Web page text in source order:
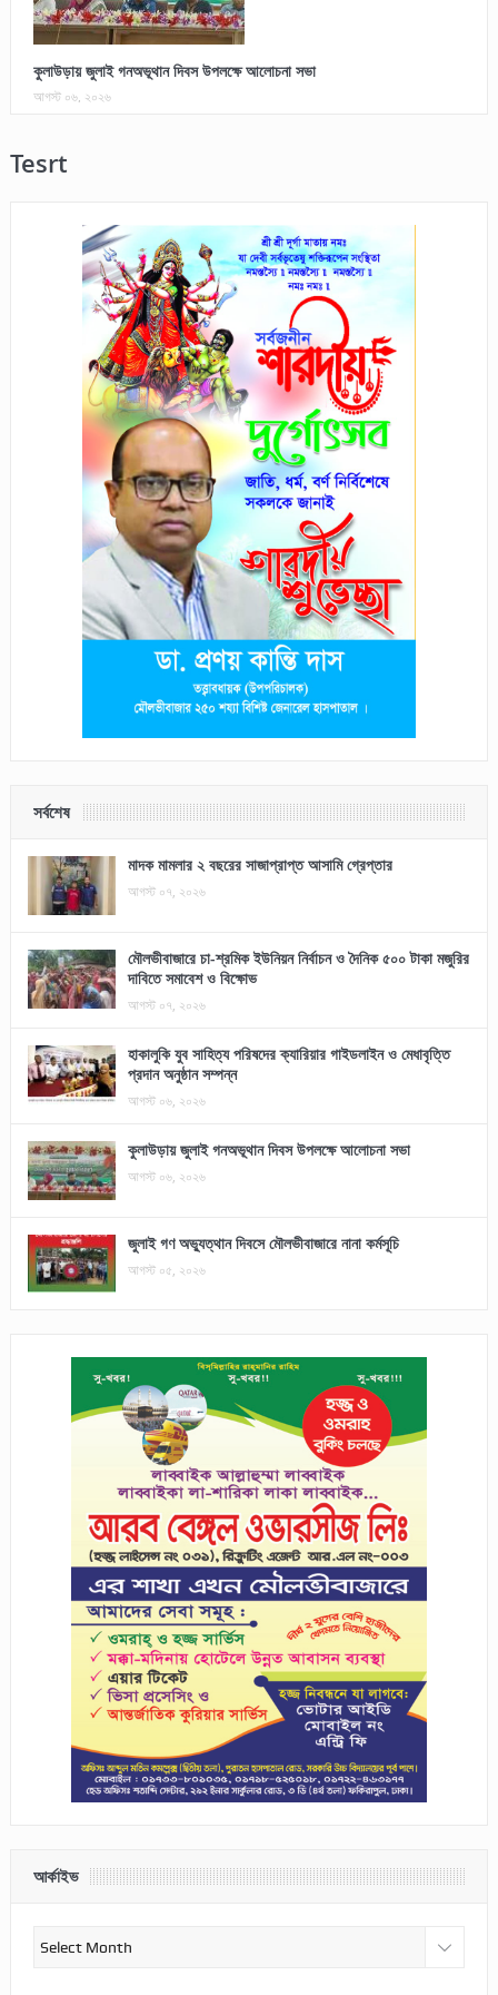
কুলাউড়ায় জুলাই গনঅভূথান দিবস উপলক্ষে আলোচনা সভা
আগস্ট ০৬, ২০২৬
Tesrt
সর্বশেষ
মাদক মামলার ২ বছরের সাজাপ্রাপ্ত আসামি গ্রেপ্তার
আগস্ট ০৭, ২০২৬
মৌলভীবাজারে চা-শ্রমিক ইউনিয়ন নির্বাচন ও দৈনিক ৫০০ টাকা মজুরির
দাবিতে সমাবেশ ও বিক্ষোভ
আগস্ট ০৭, ২০২৬
হাকালুকি যুব সাহিত্য পরিষদের ক্যারিয়ার গাইডলাইন ও মেধাবৃত্তি
প্রদান অনুষ্ঠান সম্পন্ন
আগস্ট ০৬, ২০২৬
কুলাউড়ায় জুলাই গনঅভূথান দিবস উপলক্ষে আলোচনা সভা
আগস্ট ০৬, ২০২৬
জুলাই গণ অভ্যুত্থান দিবসে মৌলভীবাজারে নানা কর্মসূচি
আগস্ট ০৫, ২০২৬
আর্কাইভ
আর্কাইভ